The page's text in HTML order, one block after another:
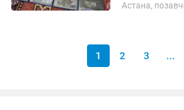
русский язык,
Астана,
1 2 3 ...